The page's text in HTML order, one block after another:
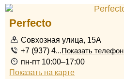
Perfecto
Совхозная улица, 15А
+7 (937) 4...Показать телефон
пн-пт 10:00–17:00
Показать на карте